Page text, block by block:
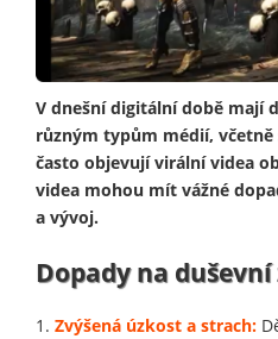
V dnešní digitální době mají
různým typům médií,
často objevují virální videa
videa mohou mít vážné
a vývoj.
Dopady na
1. Zvýšená úzkost a strach: